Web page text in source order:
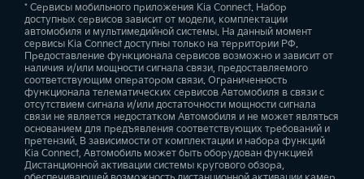
* Сервисы мобильного приложения Kia Connect. Набор
доступных сервисов зависит от модели, комплектации
автомобиля и мультимедийной системы. На данный момент
сервисы Kia Connect доступны только на территории РФ.
Предоставление функционала сервисов возможно и зависит от
наличия и/или мощности сигнала связи, предоставляемого
соответствующим оператором связи. Ограниченность
функционала телематических сервисов Автомобиля в связи с
отсутствием сигнала и/или достаточности мощности сигнала
связи не является недостатком Автомобиля и не может являться
основанием для предъявления соответствующих требований и
претензий. В зависимости от комплектации и набора функций
Kia Connect, Автомобиль может быть оборудован функцией
Дистанционной активации системы кругового обзора,